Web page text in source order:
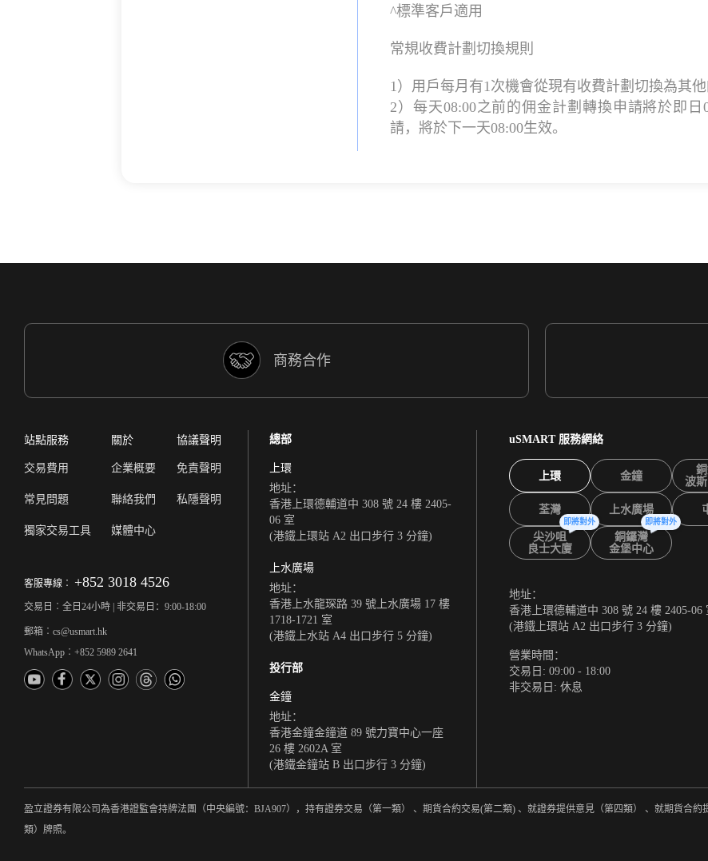
^標準客戶適用
常規收費計劃切換規則
1）用戶每月有1次機會從現有收費計劃切換為其他
2）每天08:00之前的佣金計劃轉換申請將於即日
請，將於下一天08:00生效。
商務合作
站點服務
交易費用
常見問題
獨家交易工具
關於
企業概要
聯絡我們
媒體中心
協議聲明
免責聲明
私隱聲明
客服專線︰ +852 3018 4526
交易日︰全日24小時 | 非交易日：9:00-18:00
郵箱︰cs@usmart.hk
WhatsApp︰+852 5989 2641
總部
上環
地址：
香港上環德輔道中 308 號 24 樓 2405-
06 室
(港鐵上環站 A2 出口步行 3 分鐘)
上水廣場
地址：
香港上水龍琛路 39 號上水廣場 17 樓
1718-1721 室
(港鐵上水站 A4 出口步行 5 分鐘)
投行部
金鐘
地址：
香港金鐘金鐘道 89 號力寶中心一座
26 樓 2602A 室
(港鐵金鐘站 B 出口步行 3 分鐘)
uSMART 服務網絡
上環 金鐘
波
荃灣 上水廣場
尖沙咀
良士大廈
即將對外
銅鑼灣
金堡中心
即將對外
地址：
香港上環德輔道中 308 號 24 樓 2405-06
(港鐵上環站 A2 出口步行 3 分鐘)
營業時間：
交易日: 09:00 - 18:00
非交易日: 休息
盈立證券有限公司為香港證監會持牌法團（中央編號：BJA907），持有證券交易（第一類） 、期貨合約交易(第二類) 、就證券提供意見（第四類） 、就期貨合
類）牌照。